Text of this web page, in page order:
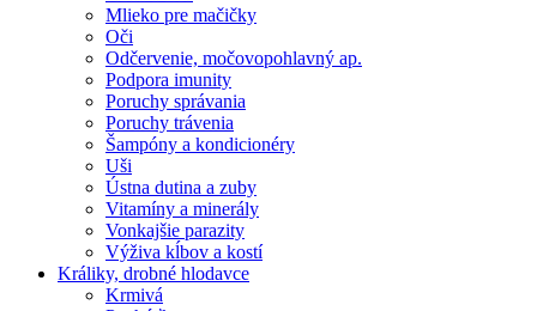
Mlieko pre mačičky
Oči
Odčervenie, močovopohlavný ap.
Podpora imunity
Poruchy správania
Poruchy trávenia
Šampóny a kondicionéry
Uši
Ústna dutina a zuby
Vitamíny a minerály
Vonkajšie parazity
Výživa kĺbov a kostí
Králiky, drobné hlodavce
Krmivá